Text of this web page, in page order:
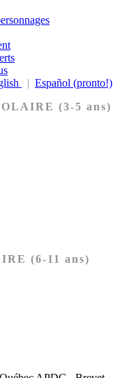
| Español (pronto!)
(3-5 ans)
(6-11 ans)